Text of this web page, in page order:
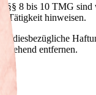
§§ 8 bis 10 TMG
Tätigkeit hinweisen.
diesbezügliche
entfernen.